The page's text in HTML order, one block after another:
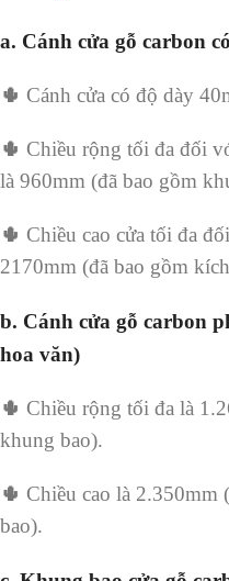
a. Cánh cửa gỗ carbon
🌵 Cánh cửa có độ dày
🌵 Chiều rộng tối đa đối
là 960mm (đã bao gồm
🌵 Chiều cao cửa tối đa
2170mm (đã bao gồm
b. Cánh cửa gỗ carbon
hoa văn)
🌵 Chiều rộng tối đa là
khung bao).
🌵 Chiều cao là 2.350mm
bao).